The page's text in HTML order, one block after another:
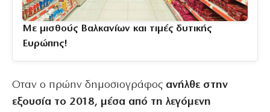
Με μισθούς Βαλκανίων και τιμές δυτικής
Ευρώπης!
Οταν ο πρώην δημοσιογράφος ανήλθε στην
εξουσία το 2018, μέσα από τη λεγόμενη